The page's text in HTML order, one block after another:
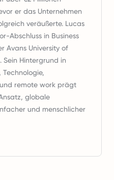
er das Unternehmen
veräußerte. Lucas
Abschluss in Business
Avans University of
Sein Hintergrund in
Technologie,
remote work prägt
globale
und menschlicher